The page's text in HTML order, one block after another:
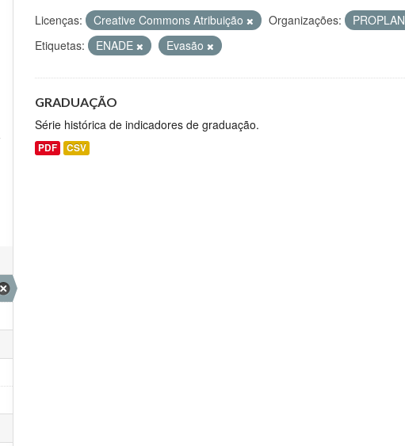
Licenças: Creative Commons Atribuição Organizações: PROPLAN
Etiquetas:
ENADE Evasão
GRADUAÇÃO
Série histórica de indicadores de graduação.
PDF CSV